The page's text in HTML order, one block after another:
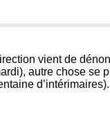
vient de
autre chose se
d’intérimaires).